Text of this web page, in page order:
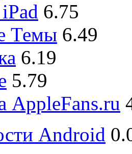
6.75
Темы 6.49
6.19
5.79
AppleFans.ru
Android